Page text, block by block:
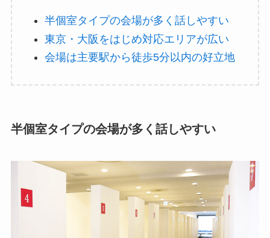
半個室タイプの会場が多く話しやすい
東京・大阪をはじめ対応エリアが広い
会場は主要駅から徒歩5分以内の好立地
半個室タイプの会場が多く話しやすい